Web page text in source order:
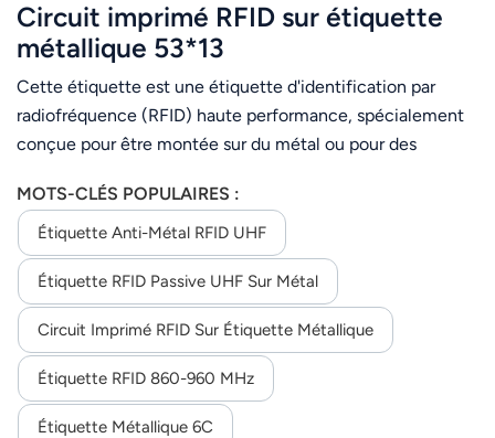
Circuit imprimé RFID sur étiquette
métallique 53*13
Cette étiquette est une étiquette d'identification par
radiofréquence (RFID) haute performance, spécialement
conçue pour être montée sur du métal ou pour des
environnementales extrêmes.
MOTS-CLÉS POPULAIRES :
Étiquette Anti-Métal RFID UHF
Étiquette RFID Passive UHF Sur Métal
Circuit Imprimé RFID Sur Étiquette Métallique
Étiquette RFID 860-960 MHz
Étiquette Métallique 6C